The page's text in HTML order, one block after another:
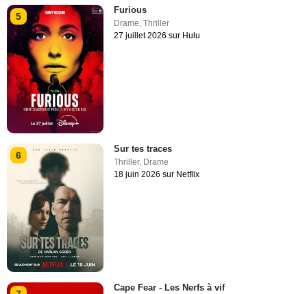
5
Furious
Drame ,Thriller
27 juillet 2026 sur Hulu
6
Sur tes traces
Thriller, Drame
18 juin 2026 sur Netflix
Cape Fear - Les Nerfs à vif